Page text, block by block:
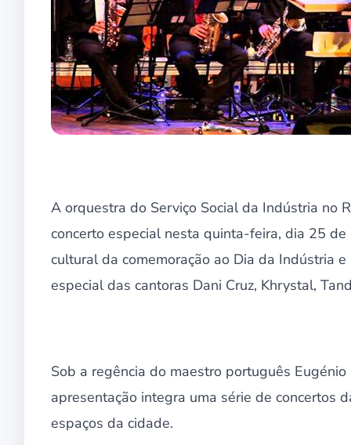
A orquestra do Serviço Social da Indústria no
concerto especial nesta quinta-feira, dia 25
cultural da comemoração ao Dia da Indústria
especial das cantoras Dani Cruz, Khrystal,
Sob a regência do maestro português
apresentação integra uma série de concertos
espaços da cidade.